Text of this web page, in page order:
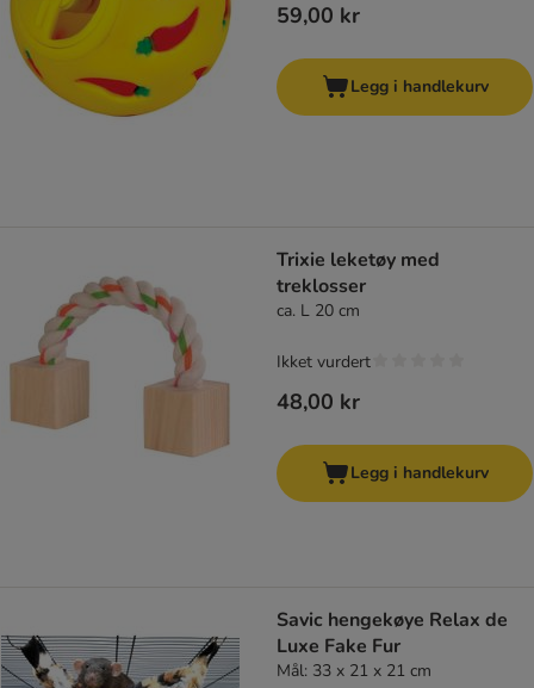
59,00 kr
Legg i handlekurv
Trixie leketøy med
treklosser
ca. L 20 cm
48,00 kr
Ikket vurdert
Legg i handlekurv
Savic hengekøye Relax de
Luxe Fake Fur
Mål: 33 x 21 x 21 cm